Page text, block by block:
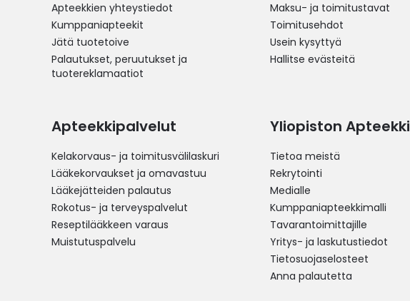
Apteekkien yhteystiedot
Kumppaniapteekit
Jätä tuotetoive
Palautukset, peruutukset ja
tuotereklamaatiot
Maksu- ja toimitustavat
Toimitusehdot
Usein kysyttyä
Hallitse evästeitä
Apteekkipalvelut
Kelakorvaus- ja toimitusvälilaskuri
Lääkekorvaukset ja omavastuu
Lääkejätteiden palautus
Rokotus- ja terveyspalvelut
Reseptilääkkeen varaus
Muistutuspalvelu
Yliopiston Apteekki
Tietoa meistä
Rekrytointi
Medialle
Kumppaniapteekkimalli
Tavarantoimittajille
Yritys- ja laskutustiedot
Tietosuojaselosteet
Anna palautetta